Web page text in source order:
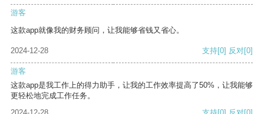
游客
这款app就像我的财务顾问，让我能够省钱又省心。
2024-12-28 支持[0] 反对[0]
游客
这款app是我工作上的得力助手，让我的工作效率提高了50%，让我能够
更轻松地完成工作任务。